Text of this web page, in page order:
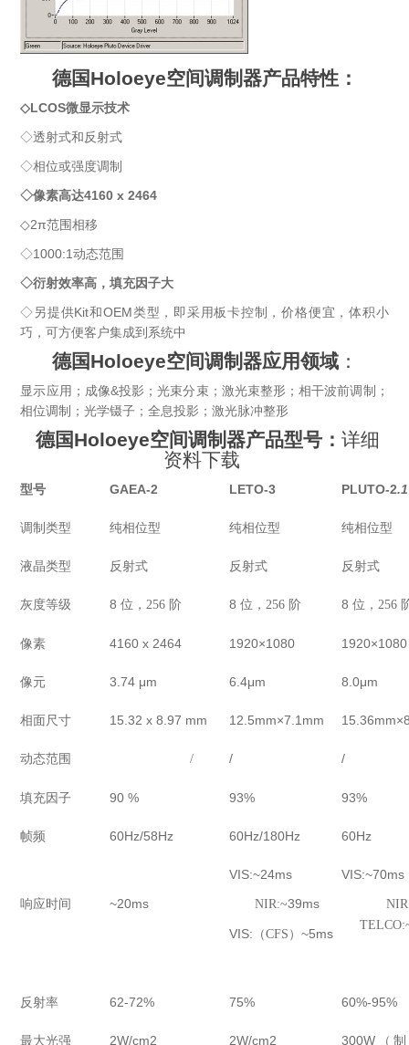
德国Holoeye空间调制器产品特性：
◇LCOS微显示技术
◇透射式和反射式
◇相位或强度调制
◇像素高达4160 x 2464
◇2π范围相移
◇1000:1动态范围
◇衍射效率高，填充因子大
◇另提供Kit和OEM类型，即采用板卡控制，价格便宜，体积小
巧，可方便客户集成到系统中
德国Holoeye空间调制器应用领域：
显示应用；成像&投影；光束分束； 激光束整形；相干波前调制；
相位调制；光学镊子；全息投影；激光脉冲整形
德国Holoeye空间调制器产品型号： 详细
资料下载
型号 GAEA-2 LETO-3 PLUTO-2.1
调制类型 纯相位型 纯相位型 纯相位型
液晶类型 反射式 反射式 反射式
灰度等级 8位，256 阶 8位，256 阶 8位，256
像素 4160 x 2464 1920×1080 1920×1080
像元 3.74 μm 6.4μm 8.0μm
相面尺寸 15.32 x 8.97 mm 12.5mm×7.1mm
动态范围 / / /
填充因子 90 % 93% 93%
帧频 60Hz/58Hz 60Hz/180Hz 60Hz
响应时间 ~20ms
VIS:~24ms
NIR:~39ms
VIS: （CFS）~5ms
VIS:~70ms
反射率 62-72% 75% 60%-95%
最大光强 2W/cm2 2W/cm2 300W（